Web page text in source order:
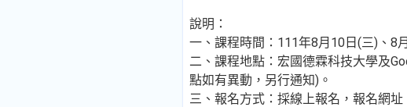
說明：
一、課程時間：111年8月10日(三)、8
二、課程地點：宏國德霖科技大學及
點如有異動，另行通知)。
三、報名方式：採線上報名，報名網